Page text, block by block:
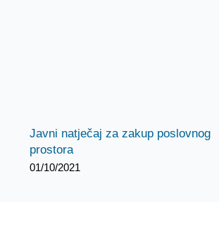
Javni natječaj za zakup poslovnog
prostora
01/10/2021